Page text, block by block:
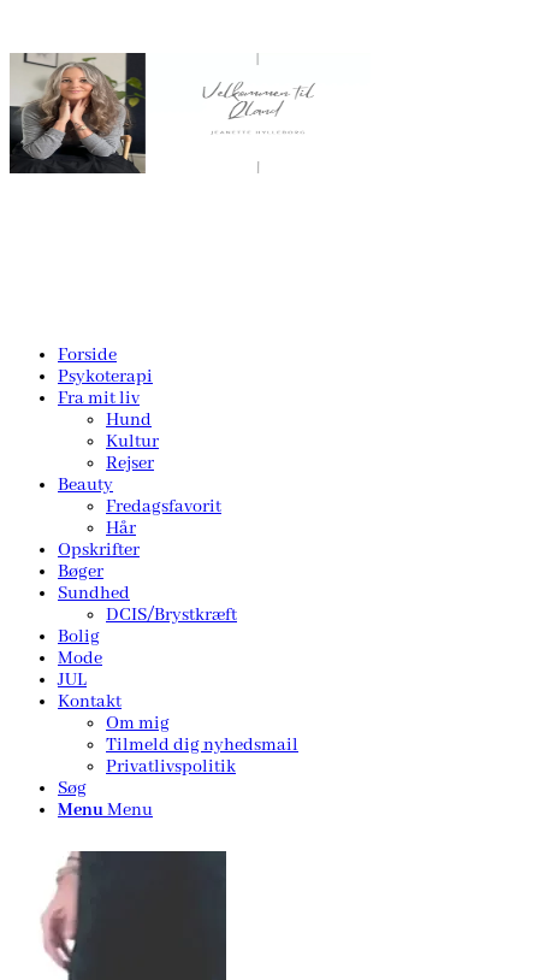
Forside
Psykoterapi
Fra mit liv
Hund
Kultur
Rejser
Beauty
Fredagsfavorit
Hår
Opskrifter
Bøger
Sundhed
DCIS/Brystkræft
Bolig
Mode
JUL
Kontakt
Om mig
Tilmeld dig nyhedsmail
Privatlivspolitik
Søg
MenuMenu